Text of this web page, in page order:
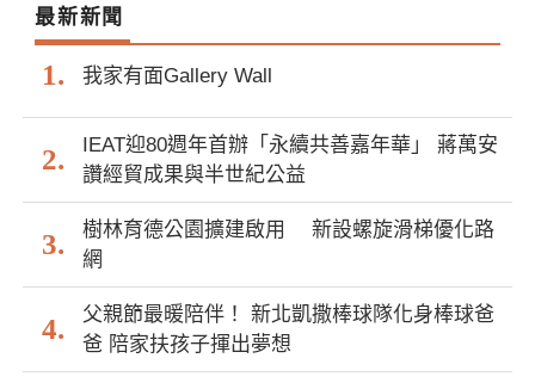
最新新聞
我家有面Gallery Wall
IEAT迎80週年首辦「永續共善嘉年華」 蔣萬安
讚經貿成果與半世紀公益
樹林育德公園擴建啟用 新設螺旋滑梯優化路
網
父親節最暖陪伴！ 新北凱撒棒球隊化身棒球爸
爸 陪家扶孩子揮出夢想